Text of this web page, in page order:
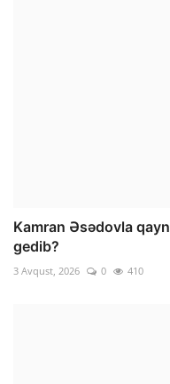
Kamran Əsədovla
gedib?
3 Avqust, 2026 0 410